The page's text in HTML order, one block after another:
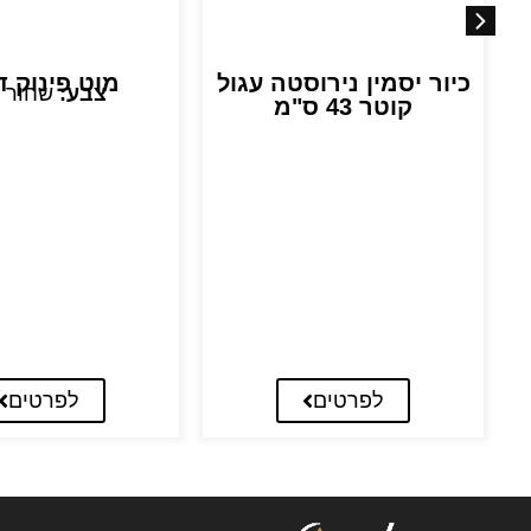
כיור יסמין נירוסטה עגול
קוטר 43 ס"מ
לפרטים
מוט פינוק
צבע:
לפרטים